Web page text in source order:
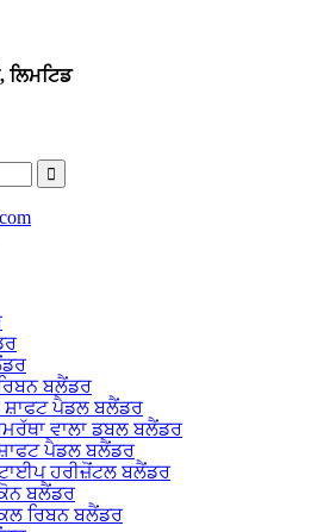
ਲਿਮਟਿਡ
ਬਲੈਂਡਰ
ਸ਼ਾਫਟ ਪੈਡਲ ਬਲੈਂਡਰ
ਵਾਲਾ ਡਬਲ ਬਲੈਂਡਰ
ਪੈਡਲ ਬਲੈਂਡਰ
ਟਾਈਪ ਹਰੀਜ਼ੋਂਟਲ ਬਲੈਂਡਰ
ਬਲੈਂਡਰ
ਰਿਬਨ ਬਲੈਂਡਰ